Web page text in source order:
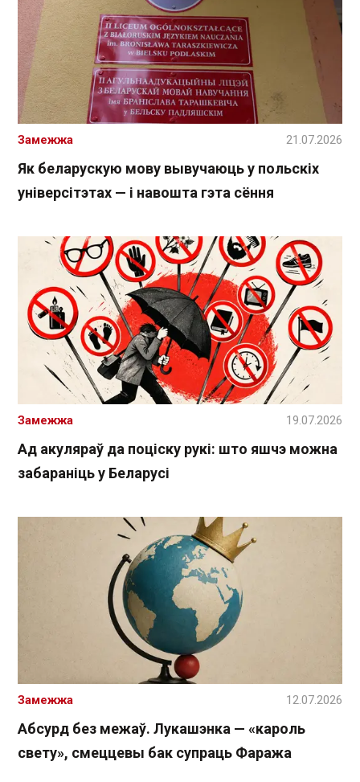
Як беларускую мову вывучаюць у польскіх
універсітэтах — і навошта гэта сёння
Замежжа 21.07.2026
Ад акуляраў да поціску рукі: што яшчэ можна
забараніць у Беларусі
Замежжа 19.07.2026
Абсурд без межаў. Лукашэнка — «кароль
свету», смеццевы бак супраць Фаража
Замежжа 12.07.2026